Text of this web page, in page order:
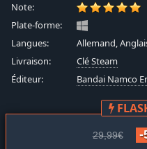
Note:
Plate-forme:
Langues:
Allemand,
Livraison:
Clé Steam
Éditeur:
Bandai Namco
29,99€ -